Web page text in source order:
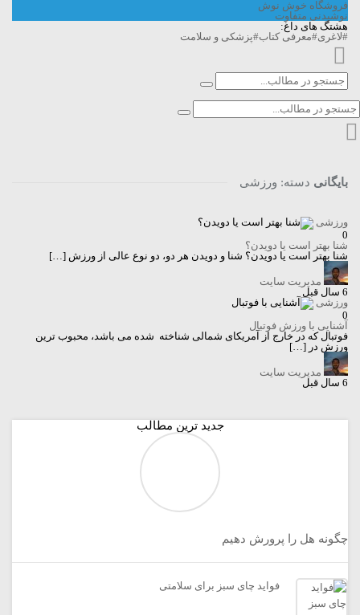
فروشگاه خوش نوش
نوشیدنی متفاوت
هشتگ های داغ:
#لاغری#معرفی کتاب#پزشکی و سلامت
بایگانی دسته: ورزشی
ورزشی
0
شنا بهتر است یا دویدن؟
شنا بهتر است یا دویدن؟ شنا و دویدن هر دو، دو نوع عالی از ورزش […]
مدیریت سایت
6 سال قبل
ورزشی
0
آشنایی با ورزش فوتبال
فوتبال که در خارج از آمریکای شمالی شناخته شده می باشد، محبوب ترین
ورزش در […]
مدیریت سایت
6 سال قبل
جدید ترین مطالب
چگونه هل را پرورش دهیم
فواید چای سبز برای سلامتی